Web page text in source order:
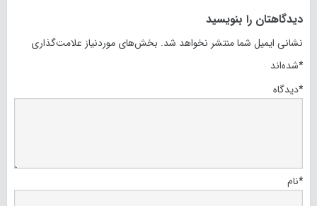
دیدگاهتان را بنویسید
نشانی ایمیل شما منتشر نخواهد شد. بخش‌های موردنیاز علامت‌گذاری
شده‌اند*
دیدگاه*
نام*